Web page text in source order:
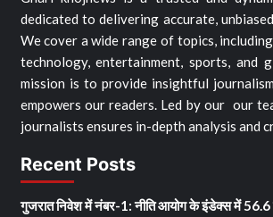
dedicated to delivering accurate,
We cover a wide range of topics,
technology, entertainment, sports, and
mission is to provide insightful
empowers our readers. Led by our our
journalists ensures in-depth analysis and
Recent Posts
गुजरात निवेश में नंबर-1: नीति आयोग के इंडेक्स में